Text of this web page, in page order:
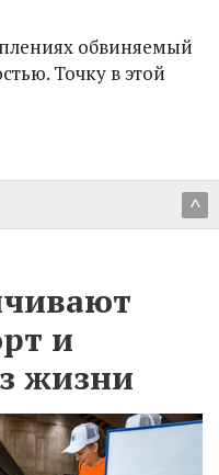
обвиняемый
Точку в этой
^
и
жизни